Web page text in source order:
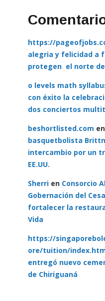
https://
alegria y felicidad a
protegen el norte
o levels math
con éxito la
dos conciertos
beshortlisted.com en
basquetbolista
intercambio por un
EE.UU.
Sherri en Consorcio
Gobernación del
fortalecer la
Vida
https://
ore/tuition/
entregó nuevo
de Chiriguaná